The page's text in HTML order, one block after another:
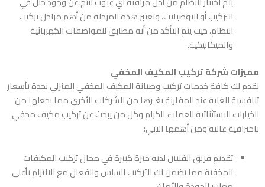
التركيب أو التوصيلات، وتعتبر هذه المرحلة من أهم مراحل تركيب
النظام، حيث يتم التأكد من أنه مطابق للمواصفات الكهربائية
والميكانيكية.
مميزات شركة تركيب المكيف المخفي
نقدم لك كافة خدماتتركيب وصيانة المكيف المخفي المنزلي بجدةبأسعار
تنافسية للغاية عند المقارنة بغيرها من الشركات الأخرى مما يجعلها من
الخيارات الاستثنائية للعملاء الكرام وكل من يبحث عن تركيب مكيف مخفي
باحترافية عالية ومن أهمها الآتي:
تقديم فريق الفنيين لديه خبرة كبيرة في مجال تركيب المكيفات
المخفية مما يضمن لك التركيب السلس والفعال مع الالتزام بأعلى